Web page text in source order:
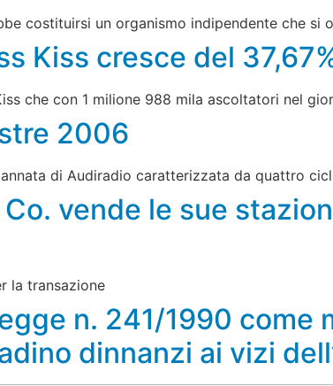
costituirsi un organismo indipendente che si
Kiss cresce del
che con 1 milione 988 mila ascoltatori nel
2006
di Audiradio caratterizzata da quattro
vende le sue
la transazione
n. 241/1990 come
dinnanzi ai vizi